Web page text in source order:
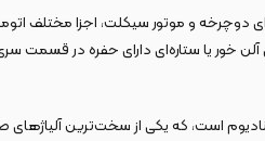
دوچرخه و موتور سیکلت، اجزا مختلف
یا ستاره‌ای دارای حفره در قسمت سری
است، که یکی از سخت‌ترین آلیاژهای